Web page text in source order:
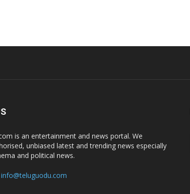
is an entertainment and news portal. We
unbiased latest and trending news especially
and political news.
info@teluguodu.com